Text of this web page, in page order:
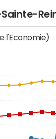
l'Economie)